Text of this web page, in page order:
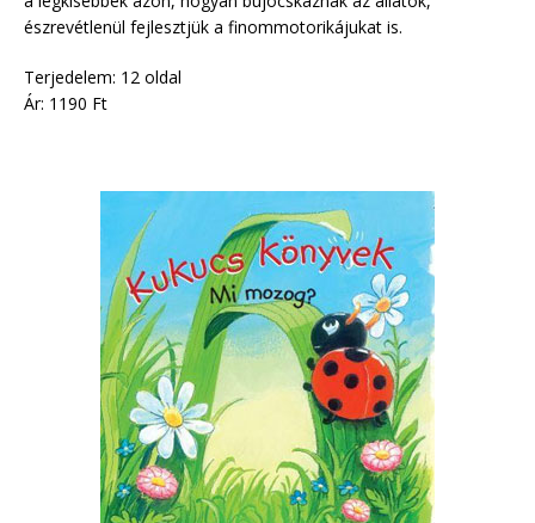
észrevétlenül fejlesztjük a finommotorikájukat is.
Terjedelem: 12 oldal
Ár: 1190 Ft